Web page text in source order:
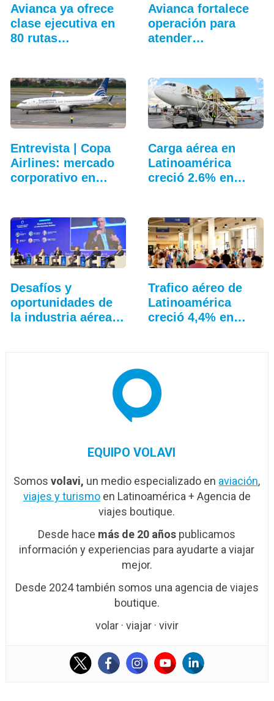
Avianca ya ofrece
clase ejecutiva en
80 rutas…
Avianca fortalece
operación para
atender
Entrevista | Copa
Airlines: mercado
corporativo en…
Carga aérea en
Latinoamérica
creció 2.6% en
Desafíos y
oportunidades de
la industria aérea
Trafico aéreo de
Latinoamérica
creció 4,4% en
EQUIPO VOLAVI
Somosvolavi, un medio especializado en aviación,
viajes y turismoen Latinoamérica + Agencia de
viajes boutique.
Desde hace más de 20 años publicamos
información y experiencias para ayudarte a viajar
mejor.
Desde 2024 también somos una agencia de viajes
boutique.
volar · viajar · vivir